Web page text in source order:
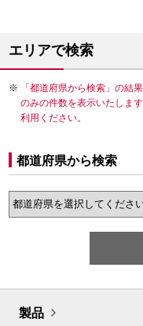
エリアで検索
「都道府県から検索」の結
のみの件数を表示いたしま
利用ください。
都道府県から検索
製品